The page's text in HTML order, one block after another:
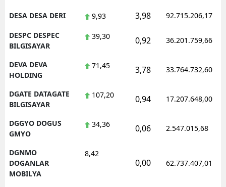
DESA DESA DERI 9,93 3,98 92.715.206,17
DESPC DESPEC
BILGISAYAR
39,30 0,92 36.201.759,66
DEVA DEVA
HOLDING
71,45 3,78 33.764.732,60
DGATE DATAGATE
BILGISAYAR
107,20 0,94 17.207.648,00
DGGYO DOGUS
GMYO
34,36 0,06 2.547.015,68
DGNMO
DOGANLAR
MOBILYA
8,42
0,00 62.737.407,01